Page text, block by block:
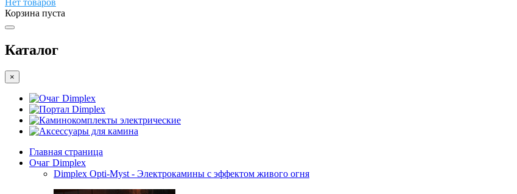
Нет товаров
Корзина пуста
Каталог
×
Очаг Dimplex
Портал Dimplex
Каминокомплекты электрические
Аксессуары для камина
Главная страница
Очаг Dimplex
Dimplex Opti-Myst - Электрокамины с эффектом живого огня